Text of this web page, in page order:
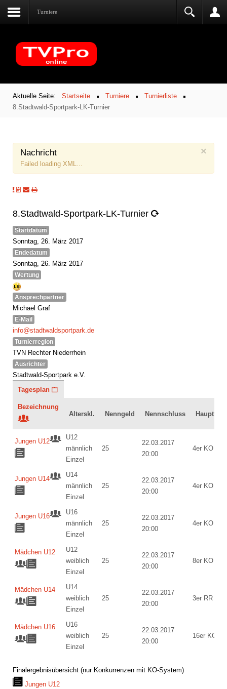
Turniere
Aktuelle Seite: Startseite Turniere
Turnierliste
8.Stadtwald-Sportpark-LK-Turnier
×
Nachricht
Failed loading XML...
8.Stadtwald-Sportpark-LK-Turnier
Startdatum
Sonntag, 26. März 2017
Endedatum
Sonntag, 26. März 2017
Wertung
Ansprechpartner
Michael Graf
E-Mail
info@stadtwaldsportpark.de
Turnierregion
TVN Rechter Niederrhein
Ausrichter
Stadtwald-Sportpark e.V.
Tagesplan
Bezeichnung
Alterskl.
Nenngeld Nennschluss Hauptfeld
Jungen U12
U12
männlich
Einzel
25
22.03.2017
20:00
4er KO (P3)
Jungen U14
U14
männlich
Einzel
25
22.03.2017
20:00
4er KO (P3)
Jungen U16
U16
männlich
Einzel
25
22.03.2017
20:00
4er KO (P3)
Mädchen U12
U12
weiblich
Einzel
25
22.03.2017
20:00
8er KO
Mädchen U14
U14
weiblich
Einzel
25
22.03.2017
20:00
3er RR
Mädchen U16
U16
weiblich
Einzel
25
22.03.2017
20:00
16er KO
Finalergebnisübersicht (nur Konkurrenzen mit KO-System)
Jungen U12